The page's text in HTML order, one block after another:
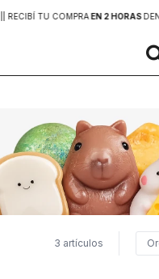
| RECIBÍ TU COMPRAEN 2 HORAS
3 artículos